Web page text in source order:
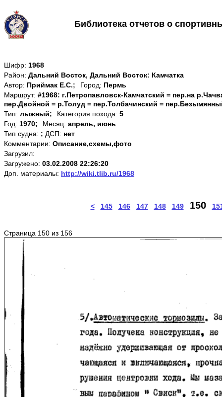
Библиотека отчетов о
Шифр: 1968
Район: Дальний Восток, Дальний Восток: Камчатка
Автор: Приймак Е.С.; Город: Пермь
Маршрут: #1968: г.Петропавловск-Камчатский = пер.на
пер.Двойной = р.Толуд = пер.Толбачинский =
Тип: лыжный; Категория похода: 5
Год: 1970; Месяц: апрель, июнь
Тип судна: ; ДСП: нет
Комментарии: Описание,схемы,фото
Загрузил:
Загружено: 03.02.2008 22:26:20
Доп. материалы: http://wiki.tlib.ru/1968
< 145 146 147 148 149 150
Страница 150 из 156